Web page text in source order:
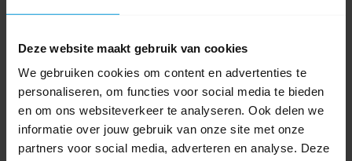
Deze website maakt gebruik van cookies
We gebruiken cookies om content en advertenties te
personaliseren, om functies voor social media te bieden
en om ons websiteverkeer te analyseren. Ook delen we
informatie over jouw gebruik van onze site met onze
partners voor social media, adverteren en analyse. Deze
dup100 (2), schrobmachine (14), trapreiniging (3), 109721 (1),
excentrische machines (3) mi tor (1)
Bestanden